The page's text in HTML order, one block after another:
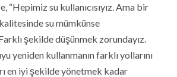
“Hepimiz su kullanıcısıyız. Ama bir
su mümkünse
şekilde düşünmek zorundayız.
yeniden kullanmanın farklı yollarını
en iyi şekilde yönetmek kadar